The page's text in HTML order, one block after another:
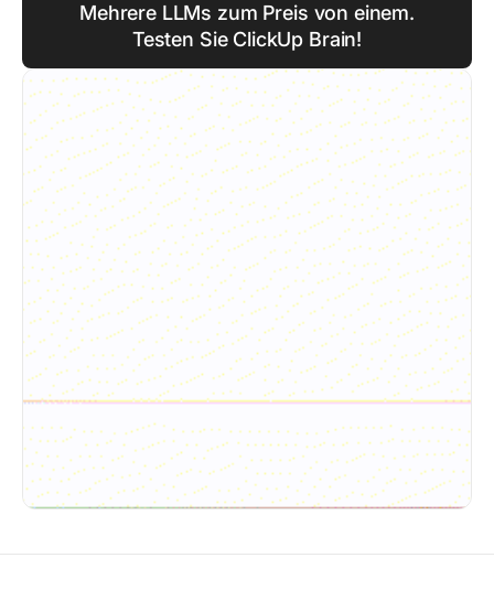
Mehrere LLMs zum Preis von einem.
Testen Sie ClickUp Brain!